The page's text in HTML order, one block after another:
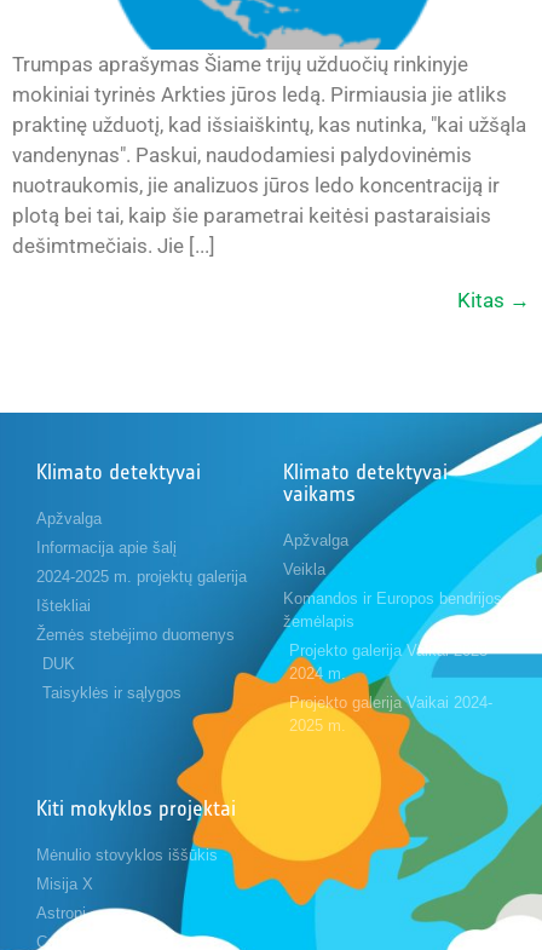
Trumpas aprašymas Šiame trijų užduočių rinkinyje
mokiniai tyrinės Arkties jūros ledą. Pirmiausia jie atliks
praktinę užduotį, kad išsiaiškintų, kas nutinka, "kai užšąla
vandenynas". Paskui, naudodamiesi palydovinėmis
nuotraukomis, jie analizuos jūros ledo koncentraciją ir
plotą bei tai, kaip šie parametrai keitėsi pastaraisiais
dešimtmečiais. Jie [...]
Kitas →
Klimato detektyvai
Apžvalga
Informacija apie šalį
2024-2025 m. projektų galerija
Ištekliai
Žemės stebėjimo duomenys
DUK
Taisyklės ir sąlygos
Klimato detektyvai
vaikams
Apžvalga
Veikla
Komandos ir Europos bendrijos
žemėlapis
Projekto galerija Vaikai 2023-
2024 m.
Projekto galerija Vaikai 2024-
2025 m.
Kiti mokyklos projektai
Mėnulio stovyklos iššūkis
Misija X
Astropi
Cansat